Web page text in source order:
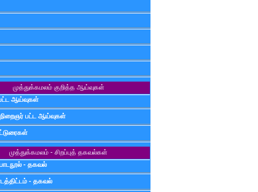
முத்துக்கமலம் குறித்த ஆய்வுகள்
ஆய்வுகள்
பட்ட ஆய்வுகள்
முத்துக்கமலம் - சிறப்புத் தகவல்கள்
பாடநூல் - தகவல்
- தகவல்